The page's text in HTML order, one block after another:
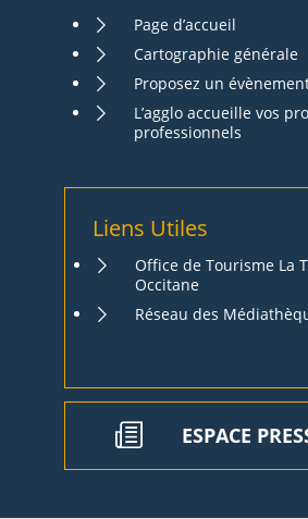
Page d’accueil
Cartographie générale
Proposez un
L’agglo accueille vos
professionnels
Liens Utiles
Office de Tourisme La
Occitane
Réseau des
ESPACE